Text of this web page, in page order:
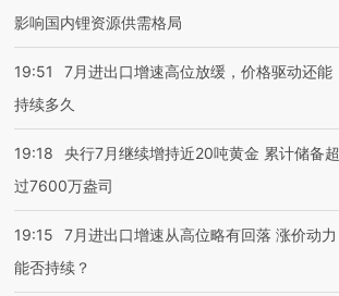
影响国内锂资源供需格局
19:51
7月进出口增速高位放缓，价格驱动还能
持续多久
19:18
央行7月继续增持近20吨黄金 累计储备超
过7600万盎司
19:15
7月进出口增速从高位略有回落 涨价动力
能否持续？